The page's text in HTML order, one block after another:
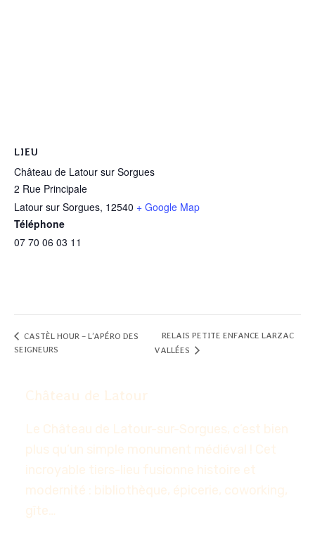
LIEU
Château de Latour sur Sorgues
2 Rue Principale
Latour sur Sorgues, 12540 + Google Map
Téléphone
07 70 06 03 11
CASTÈL HOUR – L’APÉRO DES
SEIGNEURS
RELAIS PETITE ENFANCE LARZAC
VALLÉES
Château de Latour
Le Château de Latour-sur-Sorgues, c’est bien
plus qu’un simple monument médiéval ! Cet
incroyable tiers-lieu fusionne histoire et
modernité : bibliothèque, épicerie, coworking,
gîte…